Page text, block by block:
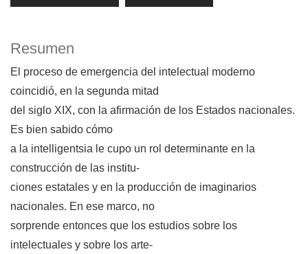
Resumen
El proceso de emergencia del intelectual moderno
coincidió, en la segunda mitad
del siglo XIX, con la afirmación de los Estados nacionales.
Es bien sabido cómo
a la intelligentsia le cupo un rol determinante en la
construcción de las institu-
ciones estatales y en la producción de imaginarios
nacionales. En ese marco, no
sorprende entonces que los estudios sobre los
intelectuales y sobre los arte-